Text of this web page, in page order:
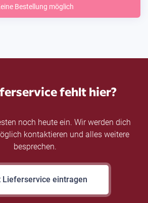
Bestellung möglich
fehlt hier?
noch heute ein. Wir werden dich
kontaktieren und alles weitere
besprechen.
Lieferservice eintragen